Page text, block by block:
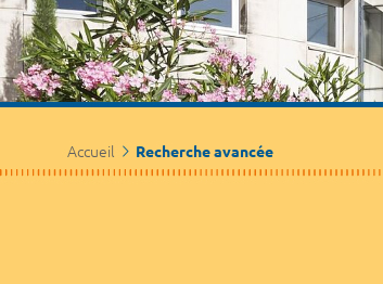
Accueil Recherche avancée